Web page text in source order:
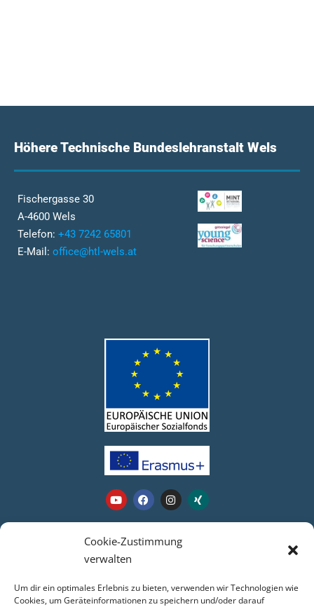
Cookie-Zustimmung
verwalten
Um dir ein optimales Erlebnis zu bieten, verwenden wir Technologien wie
Cookies, um Geräteinformationen zu speichern und/oder darauf
Höhere Technische Bundeslehranstalt Wels
Fischergasse 30
A-4600 Wels
Telefon: +43 7242 65801
E-Mail: office@htl-wels.at
Kontakt